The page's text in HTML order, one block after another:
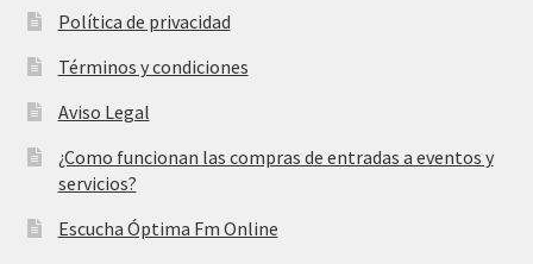
Política de privacidad
Términos y condiciones
Aviso Legal
¿Como funcionan las compras de entradas a eventos y
servicios?
Escucha Óptima Fm Online